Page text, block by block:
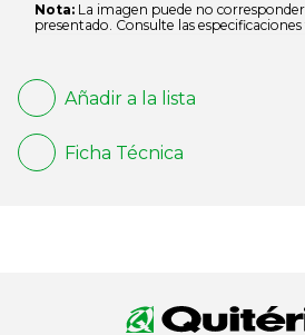
Nota: La imagen puede no
presentado. Consulte las especificaciones
Añadir a la lista
Ficha Técnica